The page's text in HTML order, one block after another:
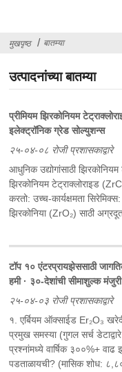
मुखपृष्ठ बातम्या
उत्पादनांच्या बातम्या
प्रीमियम झिरकोनियम
इलेक्ट्रॉनिक ग्रेड सोल्युशन्स
२५-०४-०८ रोजी प्रशासकाद्वारे
आधुनिक उद्योगांसाठी
‌झिरकोनियम टेट्राक्लोराइड
करतो: ‌उच्च-कार्यक्षमता
झिरकोनिया (ZrO₂) साठी
टॉप १० एंटरप्रायझेससाठी
हमी · ३०-देशांची सीमाशुल्क मंजुरी
२५-०४-०३ रोजी प्रशासकाद्वारे
१. एर्बियम ऑक्साईड Er₂O₃
प्रमुख समस्या (गुगल सर्च
प्रश्नांमध्ये वार्षिक ३००%+
पडताळायची? (मासिक शोध: